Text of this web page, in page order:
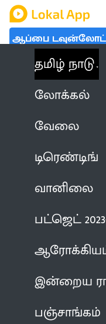
ஆப்பை டவுன்லோட்
தமிழ் நாடு
லோக்கல்
வேலை
டிரெண்டிங்
வானிலை
பட்ஜெட்
இன்றைய
பஞ்சாங்கம்